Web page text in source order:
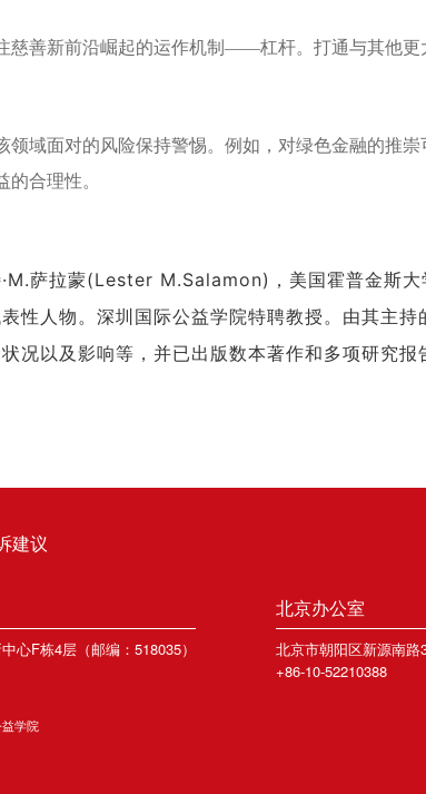
慈善新前沿崛起的运作机制——杠杆。打通与其他更
领域面对的风险保持警惕。例如，对绿色金融的推
的合理性。
萨拉蒙(Lester M.Salamon)，美国霍普金斯
性人物。深圳国际公益学院特聘教授。由其主
况以及影响等，并已出版数本著作和多项研究报
建议
心F栋4层（邮编：518035）
北京办公室
北京市朝阳区新源南路
+86-10-52210388
学院